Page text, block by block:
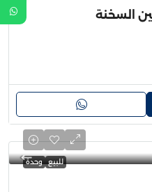
السخنة
للبيع وحدة